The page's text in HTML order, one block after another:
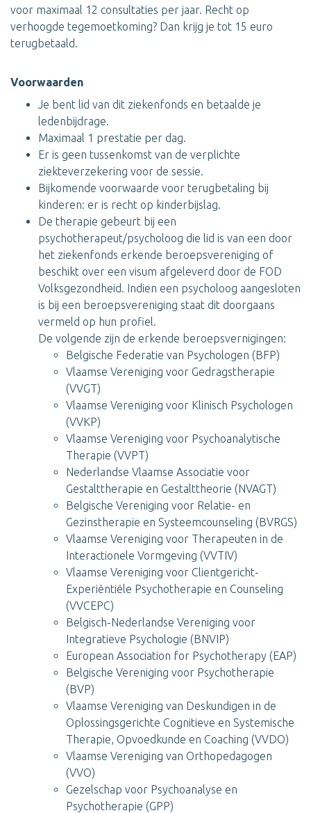
voor maximaal 12 consultaties per jaar. Recht op
verhoogde tegemoetkoming? Dan krijg je tot 15 euro
terugbetaald.
Voorwaarden
Je bent lid van dit ziekenfonds en betaalde je
ledenbijdrage.
Maximaal 1 prestatie per dag.
Er is geen tussenkomst van de verplichte
ziekteverzekering voor de sessie.
Bijkomende voorwaarde voor terugbetaling bij
kinderen: er is recht op kinderbijslag.
De therapie gebeurt bij een
psychotherapeut/psycholoog die lid is van een door
het ziekenfonds erkende beroepsvereniging of
beschikt over een visum afgeleverd door de FOD
Volksgezondheid. Indien een psycholoog aangesloten
is bij een beroepsvereniging staat dit doorgaans
vermeld op hun profiel.
De volgende zijn de erkende beroepsvernigingen:
Belgische Federatie van Psychologen (BFP)
Vlaamse Vereniging voor Gedragstherapie
(VVGT)
Vlaamse Vereniging voor Klinisch Psychologen
(VVKP)
Vlaamse Vereniging voor Psychoanalytische
Therapie (VVPT)
Nederlandse Vlaamse Associatie voor
Gestalttherapie en Gestalttheorie (NVAGT)
Belgische Vereniging voor Relatie- en
Gezinstherapie en Systeemcounseling (BVRGS)
Vlaamse Vereniging voor Therapeuten in de
Interactionele Vormgeving (VVTIV)
Vlaamse Vereniging voor Clientgericht-
Experiëntiële Psychotherapie en Counseling
(VVCEPC)
Belgisch-Nederlandse Vereniging voor
Integratieve Psychologie (BNVIP)
European Association for Psychotherapy (EAP)
Belgische Vereniging voor Psychotherapie
(BVP)
Vlaamse Vereniging van Deskundigen in de
Oplossingsgerichte Cognitieve en Systemische
Therapie, Opvoedkunde en Coaching (VVDO)
Vlaamse Vereniging van Orthopedagogen
(VVO)
Gezelschap voor Psychoanalyse en
Psychotherapie (GPP)